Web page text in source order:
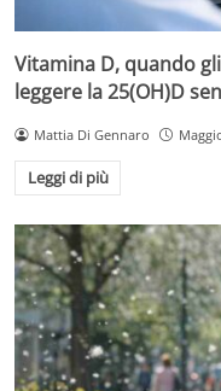
Vitamina D, quando
leggere la 25(OH)D
Mattia Di Gennaro
Leggi di più